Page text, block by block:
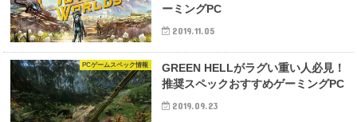
ーミングPC
2019.11.05
PCゲームスペック情報
GREEN HELLがラグい重い人必見！
推奨スペックおすすめゲーミングPC
2019.09.23